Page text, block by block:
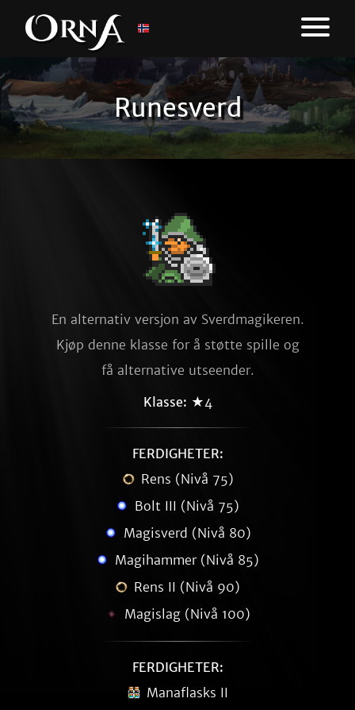
Runesverd
En alternativ versjon av Sverdmagikeren.
Kjøp denne klasse for å støtte spille og
få alternative utseender.
Klasse: ★4
FERDIGHETER:
Rens (Nivå 75)
Bolt III (Nivå 75)
Magisverd (Nivå 80)
Magihammer (Nivå 85)
Rens II (Nivå 90)
Magislag (Nivå 100)
FERDIGHETER:
Manaflasks II